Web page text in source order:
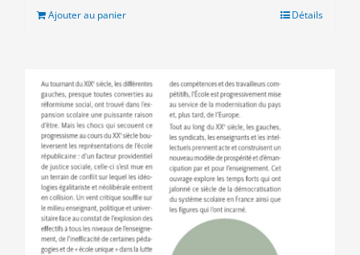
est :
Ajouter au panier Détails